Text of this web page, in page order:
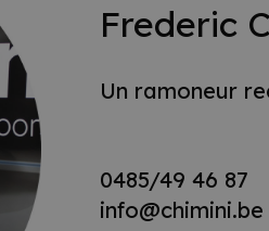
Frederic
Un ramoneur
0485/49 46 87
info@chimini.be